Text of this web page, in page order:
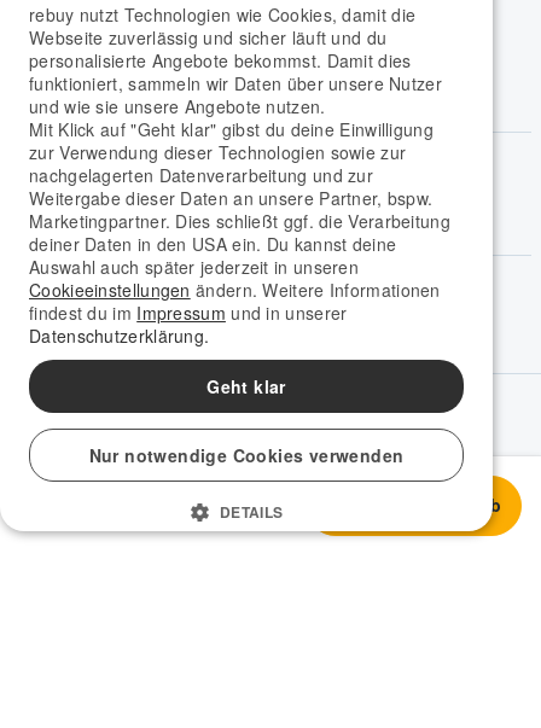
Stark genutzt
In den Warenkorb
rebuy Apps
Social Media
© 2009-2026 rebuy recommerce GmbH.
Gebraucht verkaufen - gebraucht kaufen.
GERMAN
rebuy nutzt Technologien wie Cookies, damit die
Webseite zuverlässig und sicher läuft und du
personalisierte Angebote bekommst. Damit dies
funktioniert, sammeln wir Daten über unsere Nutzer
und wie sie unsere Angebote nutzen.
Mit Klick auf "Geht klar" gibst du deine Einwilligung
zur Verwendung dieser Technologien sowie zur
nachgelagerten Datenverarbeitung und zur
Weitergabe dieser Daten an unsere Partner, bspw.
Marketingpartner. Dies schließt ggf. die Verarbeitung
deiner Daten in den USA ein. Du kannst deine
Auswahl auch später jederzeit in unseren
Cookieeinstellungen ändern. Weitere Informationen
findest du im Impressum und in unserer
Datenschutzerklärung.
Geht klar
Nur notwendige Cookies verwenden
DETAILS